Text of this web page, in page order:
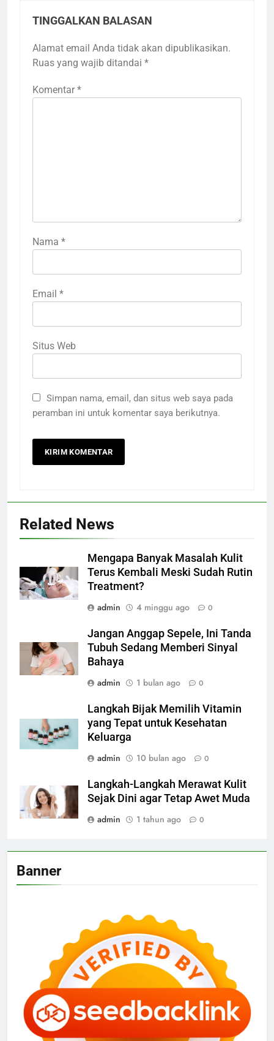
TINGGALKAN BALASAN
Alamat email Anda tidak akan dipublikasikan.
Ruas yang wajib ditandai *
Komentar *
Nama *
Email *
Situs Web
Simpan nama, email, dan situs web saya pada
peramban ini untuk komentar saya berikutnya.
Related News
Mengapa Banyak Masalah Kulit
Terus Kembali Meski Sudah Rutin
Treatment?
admin
4 minggu ago 0
Jangan Anggap Sepele, Ini Tanda
Tubuh Sedang Memberi Sinyal
Bahaya
admin
1 bulan ago 0
Langkah Bijak Memilih Vitamin
yang Tepat untuk Kesehatan
Keluarga
admin
10 bulan ago 0
Langkah-Langkah Merawat Kulit
Sejak Dini agar Tetap Awet Muda
admin
1 tahun ago 0
Banner